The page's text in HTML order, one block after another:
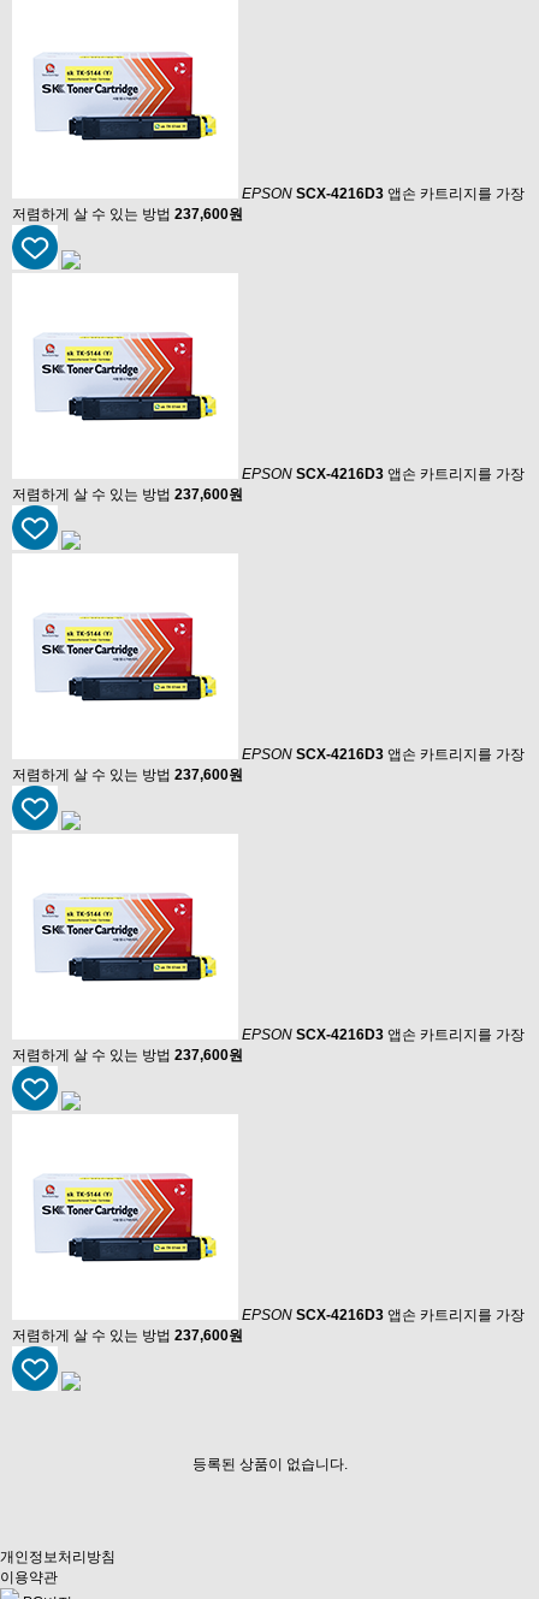
EPSON SCX-4216D3 앱손 카트리지를 가장
저렴하게 살 수 있는 방법 237,600원
EPSON SCX-4216D3 앱손 카트리지를 가장
저렴하게 살 수 있는 방법 237,600원
EPSON SCX-4216D3 앱손 카트리지를 가장
저렴하게 살 수 있는 방법 237,600원
EPSON SCX-4216D3 앱손 카트리지를 가장
저렴하게 살 수 있는 방법 237,600원
EPSON SCX-4216D3 앱손 카트리지를 가장
저렴하게 살 수 있는 방법 237,600원
등록된 상품이 없습니다.
개인정보처리방침
이용약관